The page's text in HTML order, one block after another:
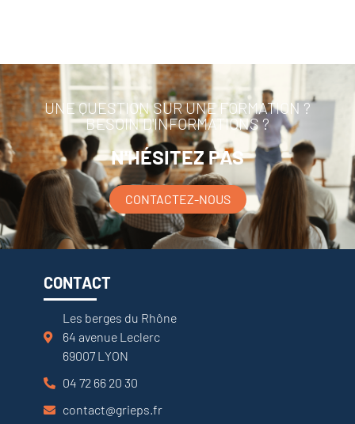
UNE QUESTION SUR UNE FORMATION ?
BESOIN D'INFORMATIONS ?
N'HÉSITEZ PAS
CONTACTEZ-NOUS
CONTACT
Les berges du Rhône
64 avenue Leclerc
69007 LYON
04 72 66 20 30
contact@grieps.fr